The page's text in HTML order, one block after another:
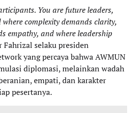
You are future leaders,
complexity demands clarity,
empathy, and where leadership
Fahrizal selaku presiden
yang percaya bahwa AWMUN
diplomasi, melainkan wadah
empati, dan karakter
pesertanya.